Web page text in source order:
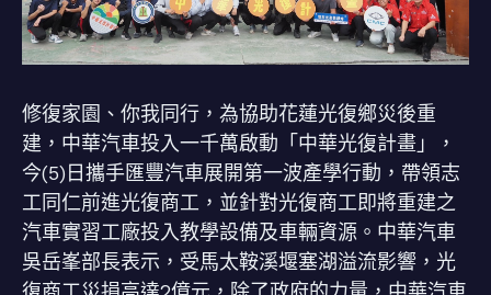
修復家園、你我同行，為協助花蓮光復鄉災後重
建，中華汽車投入一千萬啟動「中華光復計畫」，
今(5)日攜手匯豐汽車展開第一波產學行動，帶領志
工同仁前進光復商工，並針對光復商工即將重建之
汽車實習工廠投入教學設備及車輛資源。中華汽車
吳岳峯部長表示，受馬太鞍溪堰塞湖溢流影響，光